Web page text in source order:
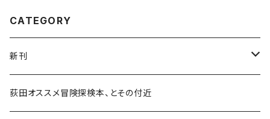
CATEGORY
新刊
和書
荻田オススメ冒険探検本、とその付近